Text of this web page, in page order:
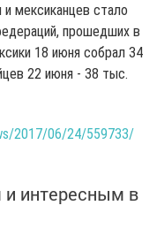
мексиканцев стало
прошедших в
18 июня собрал 34
22 июня - 38 тыс.
2017/06/24/559733/
интересным в